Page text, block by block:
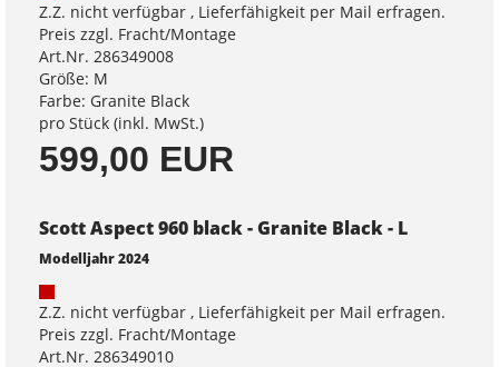
Z.Z. nicht verfügbar , Lieferfähigkeit per Mail erfragen.
Preis zzgl. Fracht/Montage
Art.Nr. 286349008
Größe: M
Farbe: Granite Black
pro Stück (inkl. MwSt.)
599,00 EUR
Scott Aspect 960 black - Granite Black - L
Modelljahr 2024
Z.Z. nicht verfügbar , Lieferfähigkeit per Mail erfragen.
Preis zzgl. Fracht/Montage
Art.Nr. 286349010